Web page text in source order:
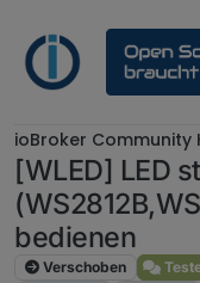
ioBroker Community
[WLED] LED
bedienen
Verschoben